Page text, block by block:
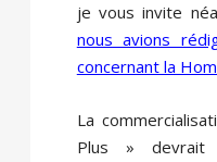
je vous invite
nous avions
concernant la
La
Plus » devrait